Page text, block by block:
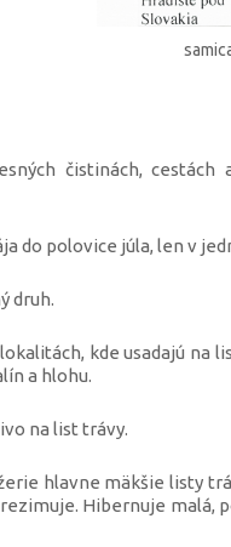
čistinách,
do polovice júla, len v
druh.
kde usadajú na
a hlohu.
na list trávy.
hlavne mäkšie listy
Hibernuje malá,